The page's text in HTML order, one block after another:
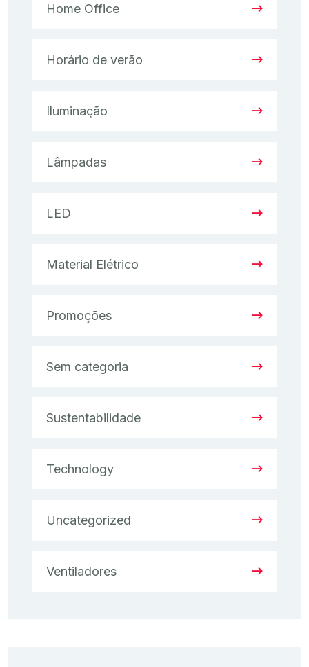
Home Office
Horário de verão
Iluminação
Lâmpadas
LED
Material Elétrico
Promoções
Sem categoria
Sustentabilidade
Technology
Uncategorized
Ventiladores